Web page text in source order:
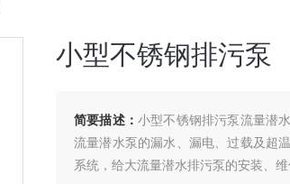
小型不锈钢排污泵
简要描述： 小型不锈钢排污泵流量潜
流量潜水泵的漏水、漏电、过载及超
系统，给大流量潜水排污泵的安装、